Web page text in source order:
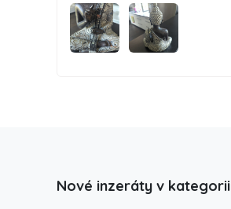
Nové inzeráty v kategorii